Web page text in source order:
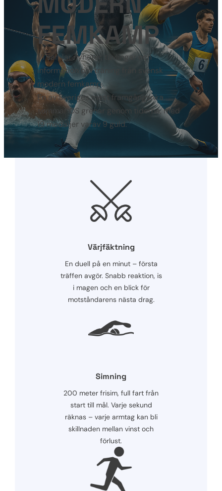
FEMKAMP
Vi samlar nyheter, tävlingar och
information om träning från svensk
modern femkamp.
En av Sveriges mest framgångsrika
sommar OS grenar genom tiderna, med
19 medaljer varav 9 guld.
Värjfäktning
En duell på en minut – första
träffen avgör. Snabb reaktion, is
i magen och en blick för
motståndarens nästa drag.
Simning
200 meter frisim, full fart från
start till mål. Varje sekund
räknas – varje armtag kan bli
skillnaden mellan vinst och
förlust.